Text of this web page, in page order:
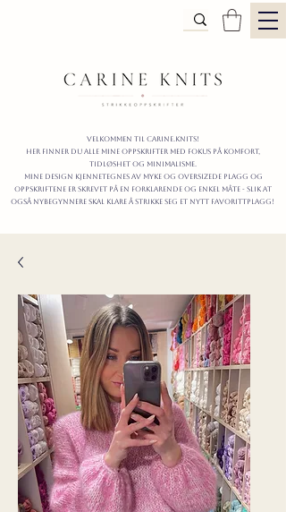
Velkommen til carine.knits!
Her finner du alle mine oppskrifter MED FOKUS PÅ KOMFORT,
TIDLØShet OG MINIMALISme.
mine design kjennetegnes av myke og oversizede plagg og
oppskriftene er skrevet på en forklarende og enkel måte - slik at
også nybegynnere skal klare å strikke seg et nytt favorittplagg!